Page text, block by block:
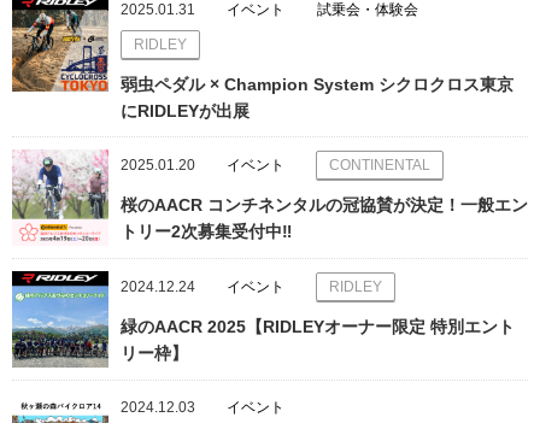
2025.01.31 イベント 試乗会・体験会
RIDLEY
弱虫ペダル × Champion System シクロクロス東京
にRIDLEYが出展
2025.01.20 イベント CONTINENTAL
桜のAACR コンチネンタルの冠協賛が決定！一般エン
トリー2次募集受付中‼
2024.12.24 イベント RIDLEY
緑のAACR 2025【RIDLEYオーナー限定 特別エント
リー枠】
2024.12.03 イベント